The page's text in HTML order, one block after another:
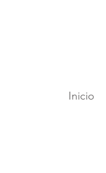
Inicio